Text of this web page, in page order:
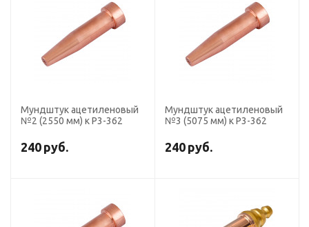
Мундштук ацетиленовый
№2 (2550 мм) к Р3-362
240 руб.
Мундштук ацетиленовый
№3 (5075 мм) к Р3-362
240 руб.